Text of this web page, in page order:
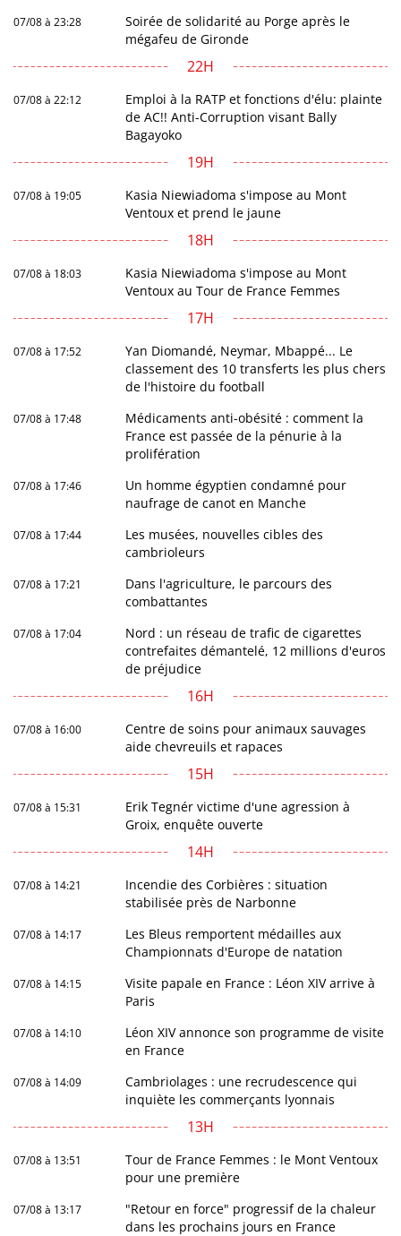
07/08 à 23:28
Soirée de solidarité au Porge après le
mégafeu de Gironde
22H
07/08 à 22:12
Emploi à la RATP et fonctions d'élu: plainte
de AC!! Anti-Corruption visant Bally
Bagayoko
19H
07/08 à 19:05
Kasia Niewiadoma s'impose au Mont
Ventoux et prend le jaune
18H
07/08 à 18:03
Kasia Niewiadoma s'impose au Mont
Ventoux au Tour de France Femmes
17H
07/08 à 17:52
Yan Diomandé, Neymar, Mbappé... Le
classement des 10 transferts les plus chers
de l'histoire du football
07/08 à 17:48
Médicaments anti-obésité : comment la
France est passée de la pénurie à la
prolifération
07/08 à 17:46
Un homme égyptien condamné pour
naufrage de canot en Manche
07/08 à 17:44
Les musées, nouvelles cibles des
cambrioleurs
07/08 à 17:21
Dans l'agriculture, le parcours des
combattantes
07/08 à 17:04
Nord : un réseau de trafic de cigarettes
contrefaites démantelé, 12 millions d'euros
de préjudice
16H
07/08 à 16:00
Centre de soins pour animaux sauvages
aide chevreuils et rapaces
15H
07/08 à 15:31
Erik Tegnér victime d'une agression à
Groix, enquête ouverte
14H
07/08 à 14:21
Incendie des Corbières : situation
stabilisée près de Narbonne
07/08 à 14:17
Les Bleus remportent médailles aux
Championnats d'Europe de natation
07/08 à 14:15
Visite papale en France : Léon XIV arrive à
Paris
07/08 à 14:10
Léon XIV annonce son programme de visite
en France
07/08 à 14:09
Cambriolages : une recrudescence qui
inquiète les commerçants lyonnais
13H
07/08 à 13:51
Tour de France Femmes : le Mont Ventoux
pour une première
07/08 à 13:17
"Retour en force" progressif de la chaleur
dans les prochains jours en France